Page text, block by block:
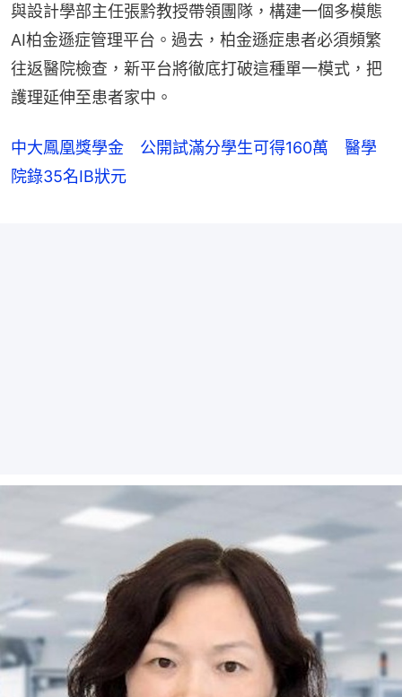
與設計學部主任張黔教授帶領團隊，構建一個多模態
AI柏金遜症管理平台。過去，柏金遜症患者必須頻繁
往返醫院檢查，新平台將徹底打破這種單一模式，把
護理延伸至患者家中。
中大鳳凰獎學金 公開試滿分學生可得160萬 醫學
院錄35名IB狀元